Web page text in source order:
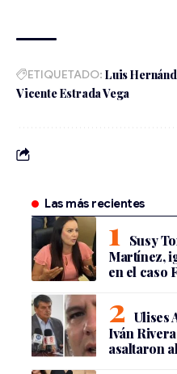
ETIQUETADO: Luis
Vicente Estrada Vega
Las más recientes
Susy
Martínez,
en el caso
Ulises
Iván
asaltaron